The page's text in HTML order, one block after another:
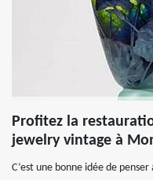
Profitez la
jewelry vintage à
C’est une bonne idée de